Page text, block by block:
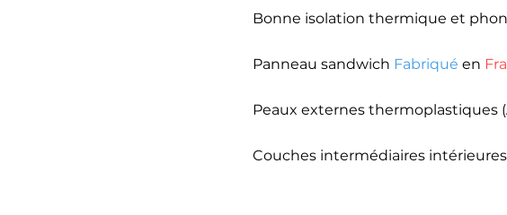
Bonne isolation thermique et
Panneau sandwich Fabriqué en
Peaux externes thermoplastiques
Couches intermédiaires